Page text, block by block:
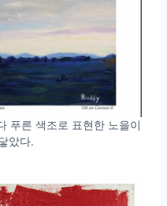
푸른 색조로 표현한 노을이
았다.